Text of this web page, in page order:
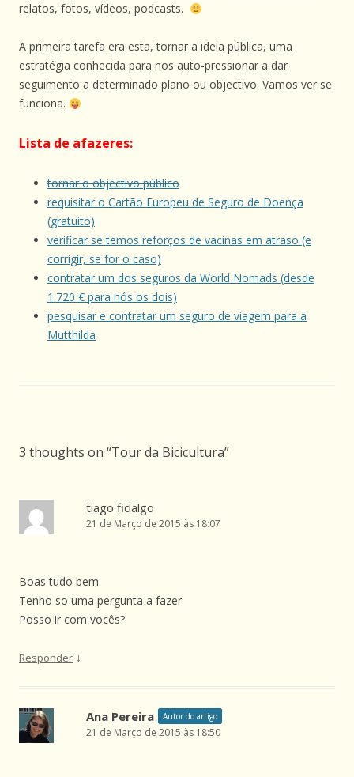
relatos, fotos, vídeos, podcasts.
A primeira tarefa era esta, tornar a ideia pública, uma
estratégia conhecida para nos auto-pressionar a dar
seguimento a determinado plano ou objectivo. Vamos ver se
funciona.
Lista de afazeres:
tornar o objectivo público
requisitar o Cartão Europeu de Seguro de Doença
(gratuito)
verificar se temos reforços de vacinas em atraso (e
corrigir, se for o caso)
contratar um dos seguros da World Nomads (desde
1.720 € para nós os dois)
pesquisar e contratar um seguro de viagem para a
Mutthilda
3 thoughts on “Tour da Bicicultura”
tiago fidalgo
21 de Março de 2015 às 18:07
Boas tudo bem
Tenho so uma pergunta a fazer
Posso ir com vocês?
Responder ↓
Ana Pereira Autor do artigo
21 de Março de 2015 às 18:50